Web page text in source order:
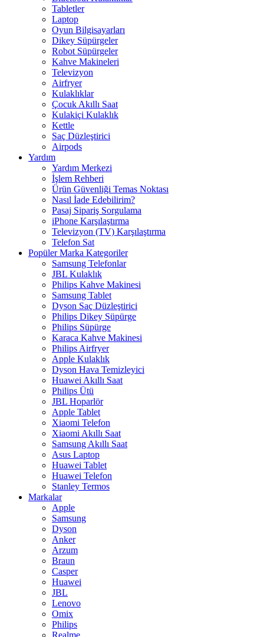
Tabletler
Laptop
Oyun Bilgisayarları
Dikey Süpürgeler
Robot Süpürgeler
Kahve Makineleri
Televizyon
Airfryer
Kulaklıklar
Çocuk Akıllı Saat
Kulakiçi Kulaklık
Kettle
Saç Düzleştirici
Airpods
Yardım
Yardım Merkezi
İşlem Rehberi
Ürün Güvenliği Temas Noktası
Nasıl İade Edebilirim?
Pasaj Sipariş Sorgulama
iPhone Karşılaştırma
Televizyon (TV) Karşılaştırma
Telefon Sat
Popüler Marka Kategoriler
Samsung Telefonlar
JBL Kulaklık
Philips Kahve Makinesi
Samsung Tablet
Dyson Saç Düzleştirici
Philips Dikey Süpürge
Philips Süpürge
Karaca Kahve Makinesi
Philips Airfryer
Apple Kulaklık
Dyson Hava Temizleyici
Huawei Akıllı Saat
Philips Ütü
JBL Hoparlör
Apple Tablet
Xiaomi Telefon
Xiaomi Akıllı Saat
Samsung Akıllı Saat
Asus Laptop
Huawei Tablet
Huawei Telefon
Stanley Termos
Markalar
Apple
Samsung
Dyson
Anker
Arzum
Braun
Casper
Huawei
JBL
Lenovo
Omix
Philips
Realme